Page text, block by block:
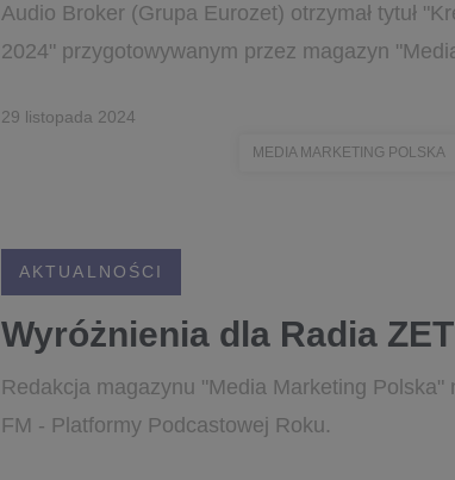
Audio Broker (Grupa Eurozet) otrzymał tytuł
2024" przygotowywanym przez magazyn
29 listopada 2024
MEDIA MARKETING POLSKA
AKTUALNOŚCI
Wyróżnienia dla Radia
Redakcja magazynu "Media Marketing Polska"
FM - Platformy Podcastowej Roku.